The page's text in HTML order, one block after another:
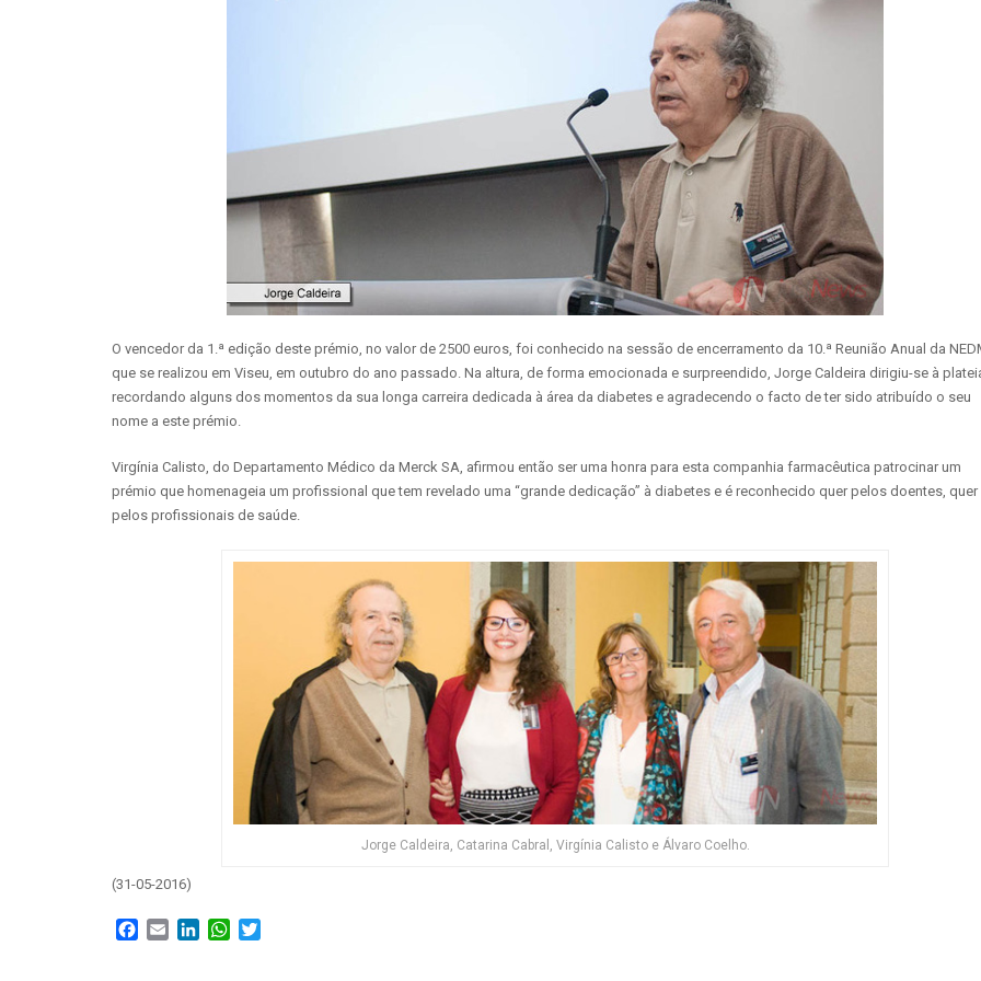
O vencedor da 1.ª edição deste prémio, no valor de 2500 euros, foi conhecido na sessão de encerramento da 10.ª Reunião Anual da
que se realizou em Viseu, em outubro do ano passado. Na altura, de forma emocionada e surpreendido, Jorge Caldeira dirigiu-se à
recordando alguns dos momentos da sua longa carreira dedicada à área da diabetes e agradecendo o facto de ter sido atribuído o seu
nome a este prémio.
Virgínia Calisto, do Departamento Médico da Merck SA, afirmou então ser uma honra para esta companhia farmacêutica patrocinar um
prémio que homenageia um profissional que tem revelado uma “grande dedicação” à diabetes e é reconhecido quer pelos doentes, quer
pelos profissionais de saúde.
Jorge Caldeira, Catarina Cabral, Virgínia Calisto e Álvaro Coelho.
(31-05-2016)
Facebook
Email LinkedInWhatsApp